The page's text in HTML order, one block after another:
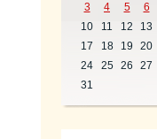
3
4 5 6
10
11 12 13
17
18 19 20
24
25 26 27
31